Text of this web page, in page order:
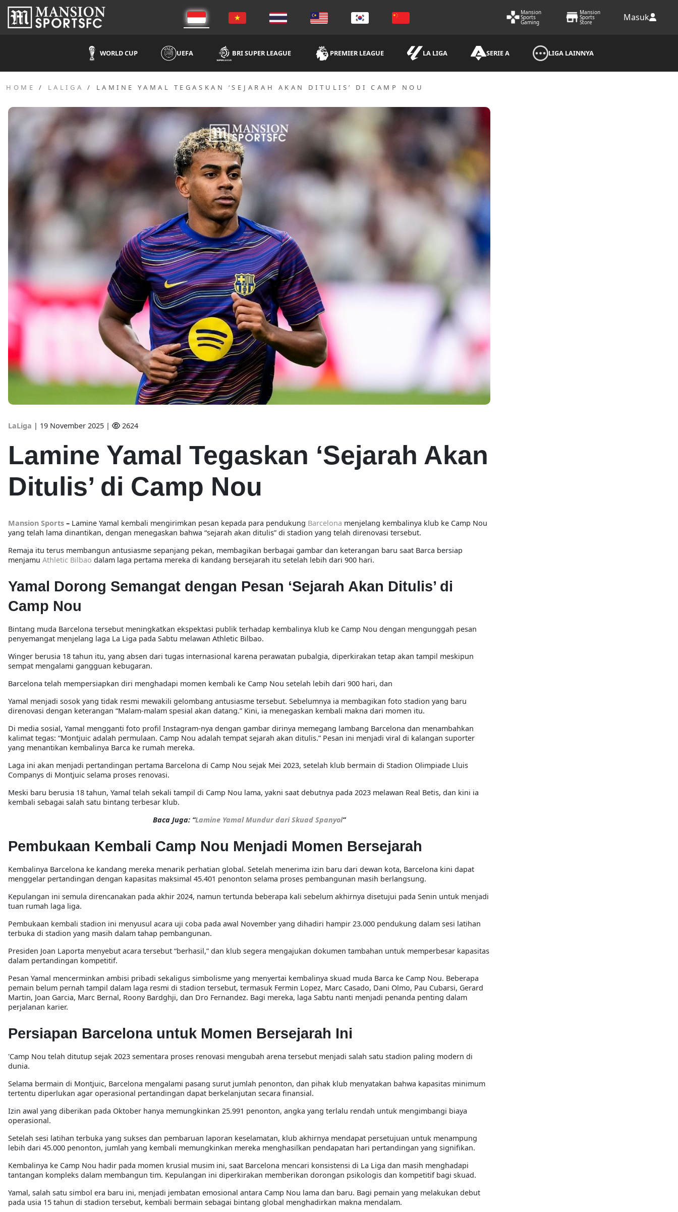
Mansion
Sports
Gaming
Mansion
Sports
Store Masuk
WORLD CUP UEFA BRI SUPER LEAGUE PREMIER LEAGUE LA LIGA SERIE A LIGA LAINNYA
HOME LALIGA LAMINE YAMAL TEGASKAN ‘SEJARAH AKAN DITULIS’ DI CAMP NOU
LaLiga | 19 November 2025 | 2624
Lamine Yamal Tegaskan ‘Sejarah Akan
Ditulis’ di Camp Nou
Mansion Sports – Lamine Yamal kembali mengirimkan pesan kepada para pendukung Barcelona menjelang kembalinya klub ke Camp Nou
yang telah lama dinantikan, dengan menegaskan bahwa “sejarah akan ditulis” di stadion yang telah direnovasi tersebut.
Remaja itu terus membangun antusiasme sepanjang pekan, membagikan berbagai gambar dan keterangan baru saat Barca bersiap
menjamu Athletic Bilbao dalam laga pertama mereka di kandang bersejarah itu setelah lebih dari 900 hari.
Yamal Dorong Semangat dengan Pesan ‘Sejarah Akan Ditulis’ di
Camp Nou
Bintang muda Barcelona tersebut meningkatkan ekspektasi publik terhadap kembalinya klub ke Camp Nou dengan mengunggah pesan
penyemangat menjelang laga La Liga pada Sabtu melawan Athletic Bilbao.
Winger berusia 18 tahun itu, yang absen dari tugas internasional karena perawatan pubalgia, diperkirakan tetap akan tampil meskipun
sempat mengalami gangguan kebugaran.
Barcelona telah mempersiapkan diri menghadapi momen kembali ke Camp Nou setelah lebih dari 900 hari, dan
Yamal menjadi sosok yang tidak resmi mewakili gelombang antusiasme tersebut. Sebelumnya ia membagikan foto stadion yang baru
direnovasi dengan keterangan “Malam-malam spesial akan datang.” Kini, ia menegaskan kembali makna dari momen itu.
Di media sosial, Yamal mengganti foto profil Instagram-nya dengan gambar dirinya memegang lambang Barcelona dan menambahkan
kalimat tegas: “Montjuic adalah permulaan. Camp Nou adalah tempat sejarah akan ditulis.” Pesan ini menjadi viral di kalangan suporter
yang menantikan kembalinya Barca ke rumah mereka.
Laga ini akan menjadi pertandingan pertama Barcelona di Camp Nou sejak Mei 2023, setelah klub bermain di Stadion Olimpiade Lluis
Companys di Montjuic selama proses renovasi.
Meski baru berusia 18 tahun, Yamal telah sekali tampil di Camp Nou lama, yakni saat debutnya pada 2023 melawan Real Betis, dan kini ia
kembali sebagai salah satu bintang terbesar klub.
Baca Juga: “Lamine Yamal Mundur dari Skuad Spanyol”
Pembukaan Kembali Camp Nou Menjadi Momen Bersejarah
Kembalinya Barcelona ke kandang mereka menarik perhatian global. Setelah menerima izin baru dari dewan kota, Barcelona kini dapat
menggelar pertandingan dengan kapasitas maksimal 45.401 penonton selama proses pembangunan masih berlangsung.
Kepulangan ini semula direncanakan pada akhir 2024, namun tertunda beberapa kali sebelum akhirnya disetujui pada Senin untuk menjadi
tuan rumah laga liga.
Pembukaan kembali stadion ini menyusul acara uji coba pada awal November yang dihadiri hampir 23.000 pendukung dalam sesi latihan
terbuka di stadion yang masih dalam tahap pembangunan.
Presiden Joan Laporta menyebut acara tersebut “berhasil,” dan klub segera mengajukan dokumen tambahan untuk memperbesar kapasitas
dalam pertandingan kompetitif.
Pesan Yamal mencerminkan ambisi pribadi sekaligus simbolisme yang menyertai kembalinya skuad muda Barca ke Camp Nou. Beberapa
pemain belum pernah tampil dalam laga resmi di stadion tersebut, termasuk Fermin Lopez, Marc Casado, Dani Olmo, Pau Cubarsi, Gerard
Martin, Joan Garcia, Marc Bernal, Roony Bardghji, dan Dro Fernandez. Bagi mereka, laga Sabtu nanti menjadi penanda penting dalam
perjalanan karier.
Persiapan Barcelona untuk Momen Bersejarah Ini
'Camp Nou telah ditutup sejak 2023 sementara proses renovasi mengubah arena tersebut menjadi salah satu stadion paling modern di
dunia.
Selama bermain di Montjuic, Barcelona mengalami pasang surut jumlah penonton, dan pihak klub menyatakan bahwa kapasitas minimum
tertentu diperlukan agar operasional pertandingan dapat berkelanjutan secara finansial.
Izin awal yang diberikan pada Oktober hanya memungkinkan 25.991 penonton, angka yang terlalu rendah untuk mengimbangi biaya
operasional.
Setelah sesi latihan terbuka yang sukses dan pembaruan laporan keselamatan, klub akhirnya mendapat persetujuan untuk menampung
lebih dari 45.000 penonton, jumlah yang kembali memungkinkan mereka menghasilkan pendapatan hari pertandingan yang signifikan.
Kembalinya ke Camp Nou hadir pada momen krusial musim ini, saat Barcelona mencari konsistensi di La Liga dan masih menghadapi
tantangan kompleks dalam membangun tim. Kepulangan ini diperkirakan memberikan dorongan psikologis dan kompetitif bagi skuad.
Yamal, salah satu simbol era baru ini, menjadi jembatan emosional antara Camp Nou lama dan baru. Bagi pemain yang melakukan debut
pada usia 15 tahun di stadion tersebut, kembali bermain sebagai bintang global menghadirkan makna mendalam.